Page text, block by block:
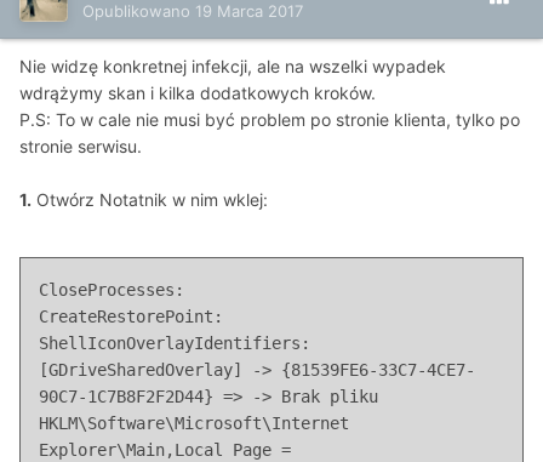
Opublikowano 19 Marca 2017
Nie widzę konkretnej infekcji, ale na wszelki wypadek
wdrążymy skan i kilka dodatkowych kroków.
P.S: To w cale nie musi być problem po stronie klienta, tylko po
stronie serwisu.
1. Otwórz Notatnik w nim wklej:
CloseProcesses:
CreateRestorePoint:
ShellIconOverlayIdentifiers:
[GDriveSharedOverlay] -> {81539FE6-33C7-4CE7-
90C7-1C7B8F2F2D44} => -> Brak pliku
HKLM\Software\Microsoft\Internet
Explorer\Main,Local Page =